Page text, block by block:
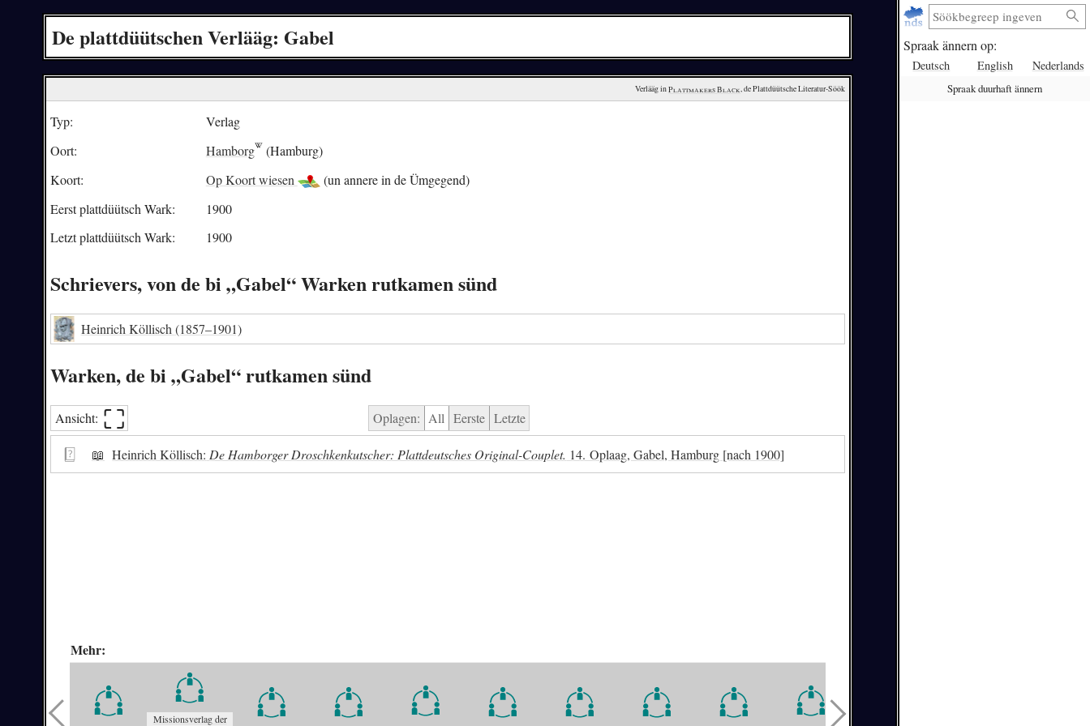
Spraak ännern op:
Deutsch English Nederlands
Spraak duurhaft ännern
De plattdüütschen Verlääg: Gabel
Verlääg in Plattmakers Black, de Plattdüütsche Literatur-Söök
Typ:
Verlag
Oort:
Hamborg
(Hamburg)
Koort:
Op Koort wiesen
(un annere in de Ümgegend)
Eerst plattdüütsch Wark:
1900
Letzt plattdüütsch Wark:
1900
Schrievers, von de bi „Gabel“ Warken rutkamen sünd
Heinrich Köllisch (1857–1901)
Warken, de bi „Gabel“ rutkamen sünd
Ansicht: ⛶︎ Oplagen: All Eerste Letzte
📖 Heinrich Köllisch: De Hamborger Droschkenkutscher: Plattdeutsches Original-Couplet. 14. Oplaag, Gabel, Hamburg [nach 1900]
Mehr:
Missionsverlag der